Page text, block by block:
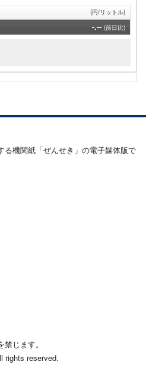
(円/リットル)
-.-- (前日比)
る機関紙「ぜんせき」の電子媒体版で
じます。
rights reserved.